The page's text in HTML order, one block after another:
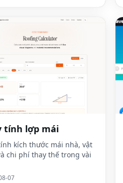
tính lợp mái
kích thước mái nhà, vật
chi phí thay thế trong vài
07